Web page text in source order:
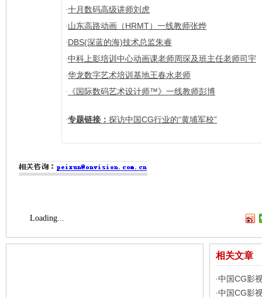
·十月数码高级讲师刘虎
·山东高路动画（HRMT）一线教师张烨
·DBS(深蓝的海)技术总监朱睿
·中科上影培训中心动画课老师周琛及班主任老师司宇
·华龙数字艺术培训基地王春水老师
· 《国际数码艺术设计师™》一线教师彭博
·专题链接： 探访中国CG行业的“黄埔军校”
Loading...
相关文章
·中国CG影
·中国CG影